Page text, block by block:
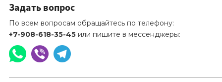
Задать вопрос
По всем вопросам обращайтесь по телефону:
+7-908-618-35-45 или пишите в мессенджеры: